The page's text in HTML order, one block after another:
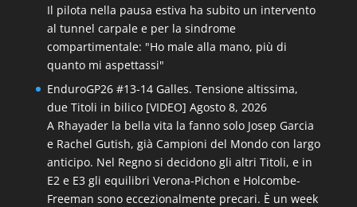
Il pilota nella pausa estiva ha subito un intervento
al tunnel carpale e per la sindrome
compartimentale: "Ho male alla mano, più di
quanto mi aspettassi"
EnduroGP26 #13-14 Galles. Tensione altissima,
due Titoli in bilico [VIDEO] Agosto 8, 2026
A Rhayader la bella vita la fanno solo Josep Garcia
e Rachel Gutish, già Campioni del Mondo con largo
anticipo. Nel Regno si decidono gli altri Titoli, e in
E2 e E3 gli equilibri Verona-Pichon e Holcombe-
Freeman sono eccezionalmente precari. È un week